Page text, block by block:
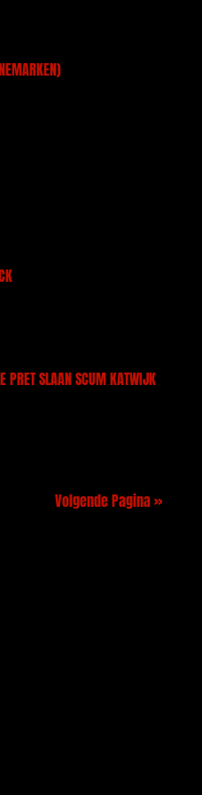
PRET SLAAN SCUM KATWIJK
Volgende Pagina »